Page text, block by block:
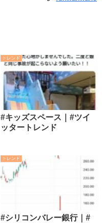
トレンド
#キッズスペース｜#ツイ
ッタートレンド
トレンド
#シリコンバレー銀行｜#